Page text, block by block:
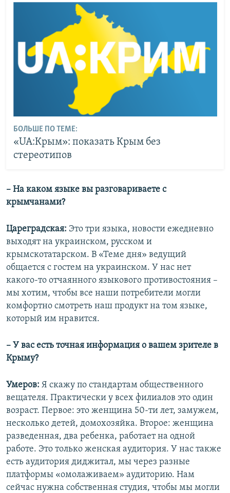
БОЛЬШЕ ПО ТЕМЕ:
«UA:Крым»: показать Крым без
стереотипов
– На каком языке вы разговариваете с
крымчанами?
Цареградская: Это три языка, новости ежедневно
выходят на украинском, русском и
крымскотатарском. В «Теме дня» ведущий
общается с гостем на украинском. У нас нет
какого-то отчаянного языкового противостояния –
мы хотим, чтобы все наши потребители могли
комфортно смотреть наш продукт на том языке,
который им нравится.
– У вас есть точная информация о вашем зрителе в
Крыму?
Умеров: Я скажу по стандартам общественного
вещателя. Практически у всех филиалов это один
возраст. Первое: это женщина 50-ти лет, замужем,
несколько детей, домохозяйка. Второе: женщина
разведенная, два ребенка, работает на одной
работе. Это только женская аудитория. У нас также
есть аудитория диджитал, мы через разные
платформы «омолаживаем» аудиторию. Нам
сейчас нужна собственная студия, чтобы мы могли